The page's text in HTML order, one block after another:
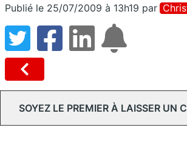
Publié le 25/07/2009 à 13h19 par
SOYEZ LE PREMIER À LAISSER UN